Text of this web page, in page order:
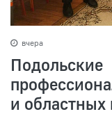
вчера
и областных